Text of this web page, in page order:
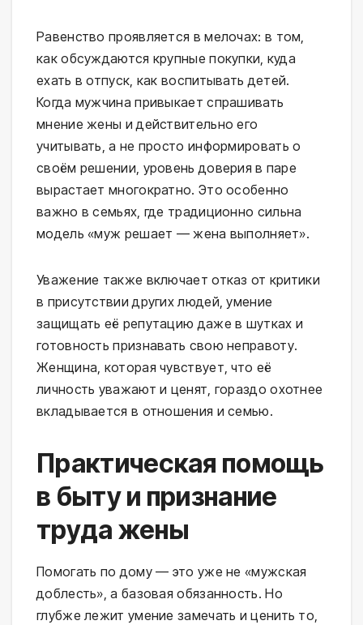
Равенство проявляется в мелочах: в том,
как обсуждаются крупные покупки, куда
ехать в отпуск, как воспитывать детей.
Когда мужчина привыкает спрашивать
мнение жены и действительно его
учитывать, а не просто информировать о
своём решении, уровень доверия в паре
вырастает многократно. Это особенно
важно в семьях, где традиционно сильна
модель «муж решает — жена выполняет».
Уважение также включает отказ от критики
в присутствии других людей, умение
защищать её репутацию даже в шутках и
готовность признавать свою неправоту.
Женщина, которая чувствует, что её
личность уважают и ценят, гораздо охотнее
вкладывается в отношения и семью.
Практическая помощь
в быту и признание
труда жены
Помогать по дому — это уже не «мужская
доблесть», а базовая обязанность. Но
глубже лежит умение замечать и ценить то,